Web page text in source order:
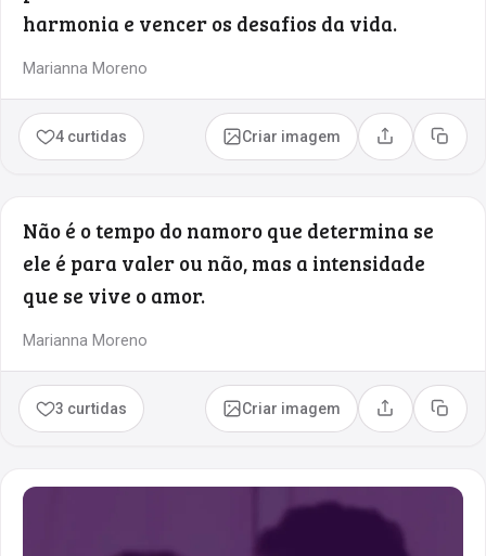
harmonia e vencer os desafios da vida.
Marianna Moreno
4 curtidas Criar imagem Compartilhar
Copiar
Não é o tempo do namoro que determina se
ele é para valer ou não, mas a intensidade
que se vive o amor.
Marianna Moreno
3 curtidas Criar imagem Compartilhar
Copiar